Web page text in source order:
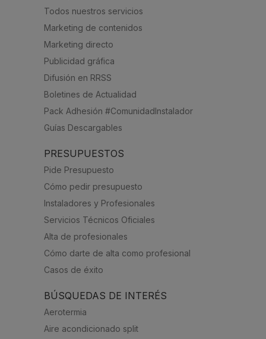
Todos nuestros servicios
Marketing de contenidos
Marketing directo
Publicidad gráfica
Difusión en RRSS
Boletines de Actualidad
Pack Adhesión #ComunidadInstalador
Guías Descargables
PRESUPUESTOS
Pide Presupuesto
Cómo pedir presupuesto
Instaladores y Profesionales
Servicios Técnicos Oficiales
Alta de profesionales
Cómo darte de alta como profesional
Casos de éxito
BÚSQUEDAS DE INTERÉS
Aerotermia
Aire acondicionado split